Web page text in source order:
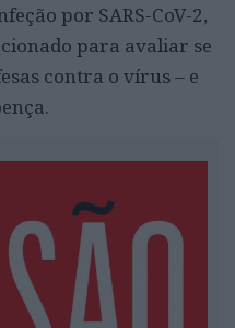
por SARS-CoV-2,
para avaliar se
contra o vírus – e